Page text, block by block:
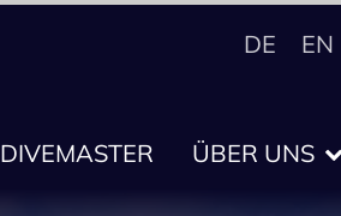
DE EN
DIVEMASTER ÜBER UNS